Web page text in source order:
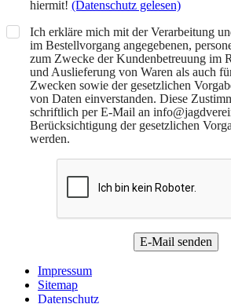
hiermit! (Datenschutz gelesen)
Ich erkläre mich mit der Verarbeitung
im Bestellvorgang angegebenen,
zum Zwecke der Kundenbetreuung im
und Auslieferung von Waren als auch
Zwecken sowie der gesetzlichen
von Daten einverstanden. Diese
schriftlich per E-Mail an
Berücksichtigung der gesetzlichen
werden.
E-Mail senden
Impressum
Sitemap
Datenschutz